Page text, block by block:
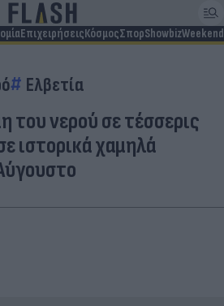
ΕπιχειρήσειςΚόσμοςΣπορShowbizWeekend
Ελβετία
του νερού σε τέσσερις
ιστορικά χαμηλά